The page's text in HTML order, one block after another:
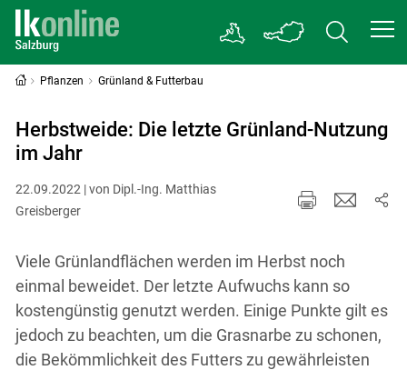
Pflanzen Grünland & Futterbau
Herbstweide: Die letzte Grünland-Nutzung
im Jahr
22.09.2022 | von Dipl.-Ing. Matthias
Greisberger
Viele Grünlandflächen werden im Herbst noch
einmal beweidet. Der letzte Aufwuchs kann so
kostengünstig genutzt werden. Einige Punkte gilt es
jedoch zu beachten, um die Grasnarbe zu schonen,
die Bekömmlichkeit des Futters zu gewährleisten